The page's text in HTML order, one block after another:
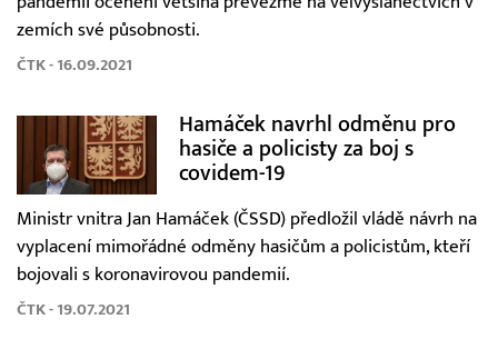
zemích své působnosti.
ČTK - 16.09.2021
Hamáček navrhl odměnu pro
hasiče a policisty za boj s
covidem-19
Ministr vnitra Jan Hamáček (ČSSD) předložil vládě návrh na
vyplacení mimořádné odměny hasičům a policistům, kteří
bojovali s koronavirovou pandemií.
ČTK - 19.07.2021